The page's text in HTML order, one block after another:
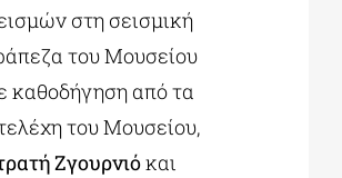
στη σεισμική
του Μουσείου
καθοδήγηση από τα
του Μουσείου,
Ζγουρνιόκαι